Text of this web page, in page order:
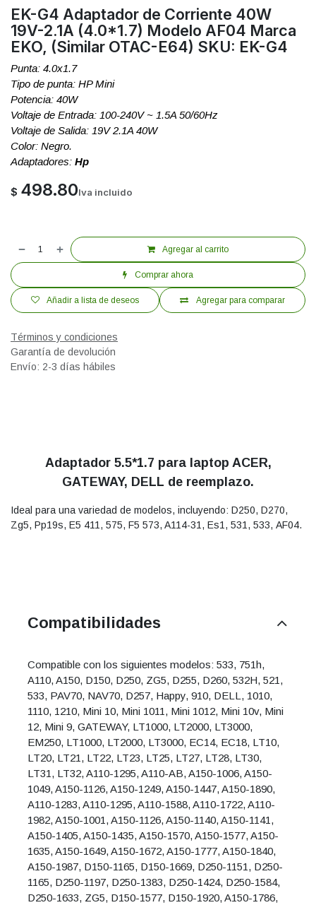
EK-G4 Adaptador de Corriente 40W
19V-2.1A (4.0*1.7) Modelo AF04 Marca
EKO, (Similar OTAC-E64) SKU: EK-G4
Punta: 4.0x1.7
Tipo de punta: HP Mini
Potencia: 40W
Voltaje de Entrada: 100-240V ~ 1.5A 50/60Hz
Voltaje de Salida: 19V 2.1A 40W
Color: Negro.
Adaptadores: Hp
$ 498.80Iva incluido
Agregar al carrito
Comprar ahora
Agregar para comparar
Añadir a lista de deseos
Términos y condiciones
Garantía de devolución
Envío: 2-3 días hábiles
Adaptador 5.5*1.7 para laptop ACER,
GATEWAY, DELL de reemplazo.
Ideal para una variedad de modelos, incluyendo: D250, D270,
Zg5, Pp19s, E5 411, 575, F5 573, A114-31, Es1, 531, 533, AF04.
Compatibilidades
Compatible con los siguientes modelos: 533, 751h,
A110, A150, D150, D250, ZG5, D255, D260, 532H, 521,
533, PAV70, NAV70, D257, Happy, 910, DELL, 1010,
1110, 1210, Mini 10, Mini 1011, Mini 1012, Mini 10v, Mini
12, Mini 9, GATEWAY, LT1000, LT2000, LT3000,
EM250, LT1000, LT2000, LT3000, EC14, EC18, LT10,
LT20, LT21, LT22, LT23, LT25, LT27, LT28, LT30,
LT31, LT32, A110-1295, A110-AB, A150-1006, A150-
1049, A150-1126, A150-1249, A150-1447, A150-1890,
A110-1283, A110-1295, A110-1588, A110-1722, A110-
1982, A150-1001, A150-1126, A150-1140, A150-1141,
A150-1405, A150-1435, A150-1570, A150-1577, A150-
1635, A150-1649, A150-1672, A150-1777, A150-1840,
A150-1987, D150-1165, D150-1669, D250-1151, D250-
1165, D250-1197, D250-1383, D250-1424, D250-1584,
D250-1633, ZG5, D150-1577, D150-1920, A150-1786,